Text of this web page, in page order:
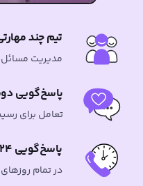
تیم چند
مدیریت
پاسخ‌گویی
تعامل برای
پاسخ‌گویی ۲۴ ساعته در تمام روزهای سال
در تمام